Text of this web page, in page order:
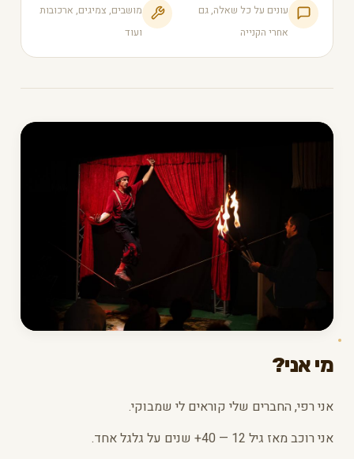
עונים על כל שאלה, גם
אחרי הקנייה
מושבים, צמיגים, ארכובות
ועוד
מי אני?
אני רפי, החברים שלי קוראים לי שמבוקי.
אני רוכב מאז גיל 12 — 40+ שנים על גלגל אחד.